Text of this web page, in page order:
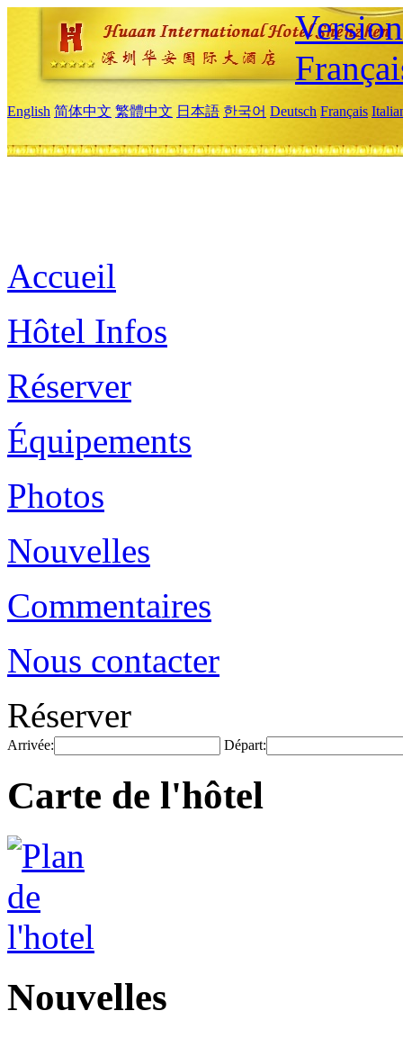
English 简体中文 繁體中文 日本語 한국어 Deutsch Français
Accueil
Hôtel Infos
Réserver
Équipements
Photos
Nouvelles
Commentaires
Nous contacter
Réserver
Arrivée: Départ:
Carte de l'hôtel
Nouvelles